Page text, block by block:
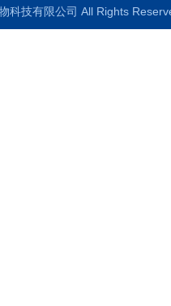
物科技有限公司 All Rights